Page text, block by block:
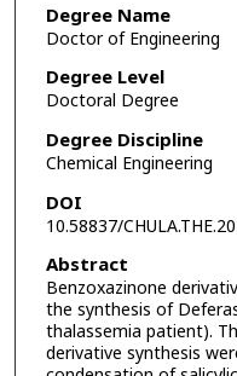
Degree Name
Doctor of Engineering
Degree Level
Doctoral Degree
Degree Discipline
Chemical Engineering
DOI
10.58837/
Abstract
Benzoxazinone
the synthesis of
thalassemia patient).
derivative synthesis